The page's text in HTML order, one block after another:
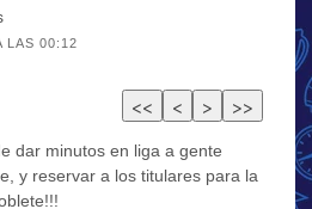
LAS 00:12
dar minutos en liga a gente
y reservar a los titulares para la